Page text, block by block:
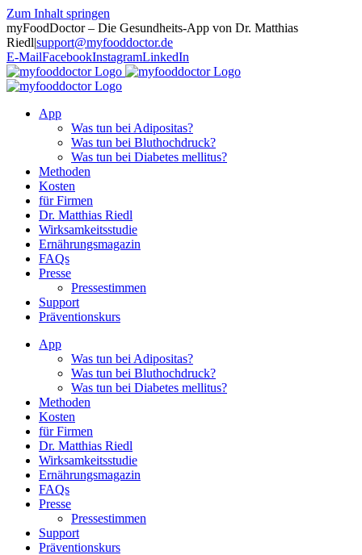
Zum Inhalt springen
myFoodDoctor – Die Gesundheits-App von Dr. Matthias
Riedl|support@myfooddoctor.de
E-MailFacebookInstagramLinkedIn
App
Was tun bei Adipositas?
Was tun bei Bluthochdruck?
Was tun bei Diabetes mellitus?
Methoden
Kosten
für Firmen
Dr. Matthias Riedl
Wirksamkeitsstudie
Ernährungsmagazin
FAQs
Presse
Pressestimmen
Support
Präventionskurs
App
Was tun bei Adipositas?
Was tun bei Bluthochdruck?
Was tun bei Diabetes mellitus?
Methoden
Kosten
für Firmen
Dr. Matthias Riedl
Wirksamkeitsstudie
Ernährungsmagazin
FAQs
Presse
Pressestimmen
Support
Präventionskurs